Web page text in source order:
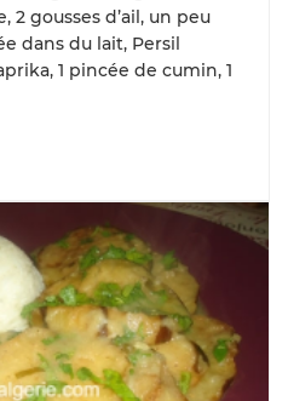
2 gousses d’ail, un peu
dans du lait, Persil
1 pincée de cumin, 1